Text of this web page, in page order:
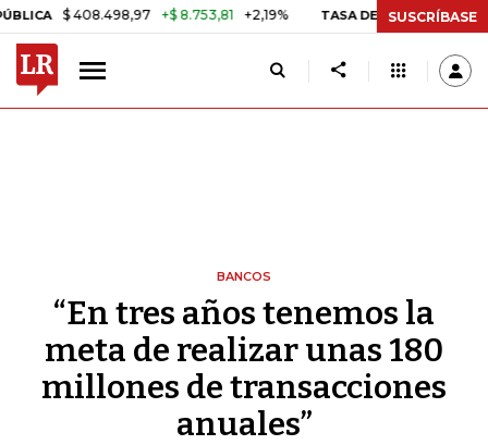
$ 408.498,97 +$ 8.753,81 +2,19% TASA DE USURA CRÉDITOSUSCRÍBASE
BANCOS
“En tres años tenemos la
meta de realizar unas 180
millones de transacciones
anuales”